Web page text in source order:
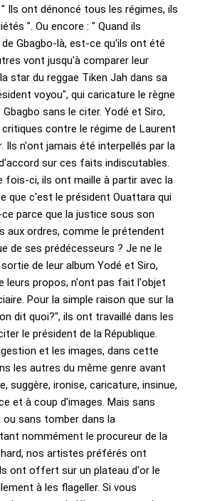
Ils ont dénoncé tous les régimes, ils
". Ou encore : " Quand ils
Gbagbo-là, est-ce qu'ils ont été
vont jusqu'à comparer leur
star du reggae Tiken Jah dans sa
voyou", qui caricature le règne
sans le citer. Yodé et Siro,
contre le régime de Laurent
Ils n'ont jamais été interpellés par la
sur ces faits indiscutables.
fois-ci, ils ont maille à partir avec la
que c'est le président Ouattara qui
parce que la justice sous son
aux ordres, comme le prétendent
de ses prédécesseurs ? Je ne le
de leur album Yodé et Siro,
leurs propos, n'ont pas fait l'objet
Pour la simple raison que sur la
dit quoi?", ils ont travaillé dans les
le président de la République.
et les images, dans cette
les autres du même genre avant
suggère, ironise, caricature, insinue,
et à coup d'images. Mais sans
sans tomber dans la
nommément le procureur de la
nos artistes préférés ont
ont offert sur un plateau d'or le
à les flageller. Si vous